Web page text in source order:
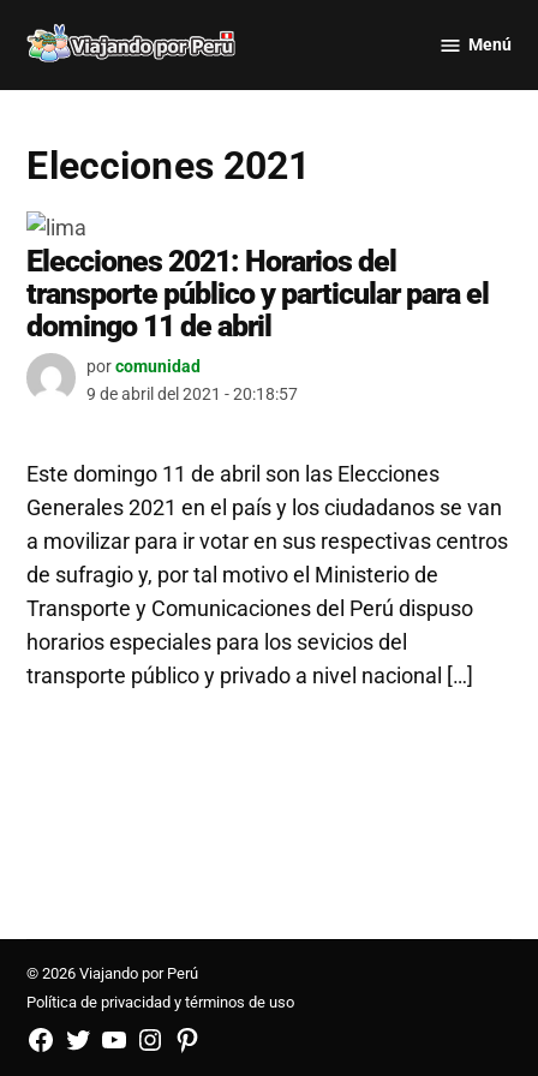
por Perú
Menú
Elecciones 2021
Elecciones 2021: Horarios del
transporte público y particular para el
domingo 11 de abril
porcomunidad
9 de abril del 2021 - 20:18:57
Este domingo 11 de abril son las Elecciones
Generales 2021 en el país y los ciudadanos se van
a movilizar para ir votar en sus respectivas centros
de sufragio y, por tal motivo el Ministerio de
Transporte y Comunicaciones del Perú dispuso
horarios especiales para los sevicios del
transporte público y privado a nivel nacional […]
© 2026 Viajando por Perú
Política de privacidad y términos de uso
FB
TW YouTubeInstagramPinterest